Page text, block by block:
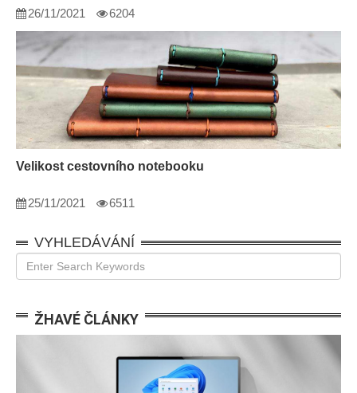
26/11/2021 6204
Velikost cestovního notebooku
25/11/2021 6511
VYHLEDÁVÁNÍ
ŽHAVÉ ČLÁNKY